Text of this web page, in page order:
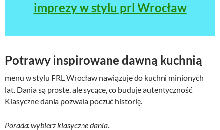
imprezy w stylu prl Wrocław
Potrawy inspirowane dawną kuchnią
menu w stylu PRL Wrocław nawiązuje do kuchni minionych
lat. Dania są proste, ale sycące, co buduje autentyczność.
Klasyczne dania pozwala poczuć historię.
Porada: wybierz klasyczne dania.